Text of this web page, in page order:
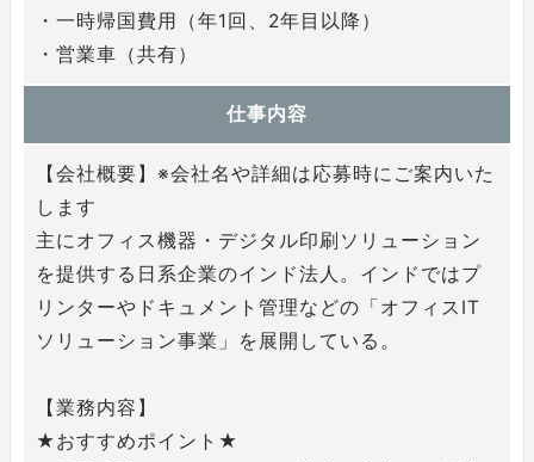
・一時帰国費用（年1回、2年目以降）
・営業車（共有）
仕事内容
【会社概要】※会社名や詳細は応募時にご案内いた
します
主にオフィス機器・デジタル印刷ソリューション
を提供する日系企業のインド法人。インドではプ
リンターやドキュメント管理などの「オフィスIT
ソリューション事業」を展開している。
【業務内容】
★おすすめポイント★